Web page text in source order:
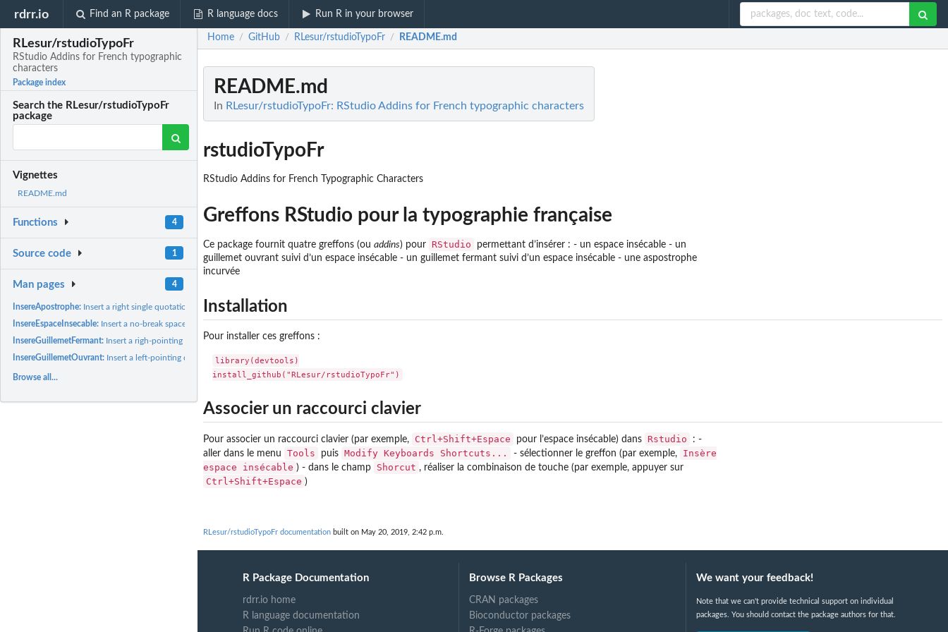
rdrr.io Find an R package R language docs Run R in your browser
RLesur/rstudioTypoFr
RStudio Addins for French typographic
characters
Package index
Search the RLesur/rstudioTypoFr
package
Vignettes
README.md
Functions 4
Source code 1
Man pages 4
InsereApostrophe: Insert a right single quotation mark
InsereEspaceInsecable: Insert a no-break space
InsereGuillemetFermant: Insert a righ-pointing double quotation marks
InsereGuillemetOuvrant: Insert a left-pointing double quotation mark
Browse all...
Home / GitHub / RLesur/rstudioTypoFr / README.md
README.md
In RLesur/rstudioTypoFr: RStudio Addins for French typographic characters
rstudioTypoFr
RStudio Addins for French Typographic Characters
Greffons RStudio pour la typographie française
Ce package fournit quatre greffons (ou addins) pour RStudio
permettant d’insérer : - un espace insécable - un
guillemet ouvrant suivi d’un espace insécable - un guillemet fermant suivi d’un espace insécable - une aspostrophe
incurvée
Installation
Pour installer ces greffons :
library(devtools)
Associer un raccourci clavier
Pour associer un raccourci clavier (par exemple, Ctrl+Shift+Espace pour l’espace insécable) dans Rstudio
: -
aller dans le menu
Tools puis Modify Keyboards Shortcuts... - sélectionner le greffon (par exemple,
Insère
espace insécable ) - dans le champ Shorcut , réaliser la combinaison de touche (par exemple, appuyer sur
Ctrl+Shift+Espace )
RLesur/rstudioTypoFr documentation built on May 20, 2019, 2:42 p.m.
R Package Documentation
rdrr.io home
R language documentation
Browse R Packages
CRAN packages
Bioconductor packages
We want your feedback!
Note that we can't provide technical support on individual
packages. You should contact the package authors for that.